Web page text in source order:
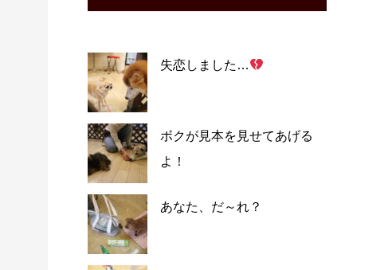
失恋しました…
ボクが見本を見せてあげる
よ！
あなた、だ～れ？